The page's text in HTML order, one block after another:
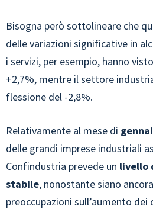
Bisogna però sottolineare che
delle variazioni significative in
i servizi, per esempio, hanno
+2,7%, mentre il settore
flessione del -2,8%.
Relativamente al mese di
delle grandi imprese industriali
Confindustria prevede un livello
stabile, nonostante siano
preoccupazioni sull’aumento